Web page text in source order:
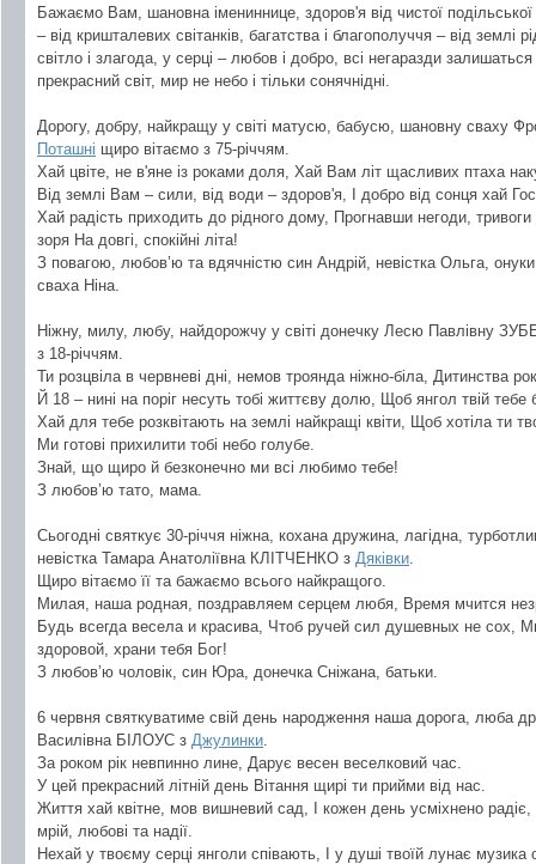
Бажаємо Вам, шановна імениннице, здоров'я від чистої подільської
– від кришталевих світанків, багатства і благополуччя – від
світло і злагода, у серці – любов і добро, всі негаразди
прекрасний світ, мир не небо і тільки сонячнідні.
Дорогу, добру, найкращу у світі матусю, бабусю, шановну сваху
Поташні щиро вітаємо з 75-річчям.
Хай цвіте, не в'яне із роками доля, Хай Вам літ щасливих птаха
Від землі Вам – сили, від води – здоров'я, І добро від сонця хай
Хай радість приходить до рідного дому, Прогнавши негоди,
зоря На довгі, спокійні літа!
З повагою, любов’ю та вдячністю син Андрій, невістка Ольга,
сваха Ніна.
Ніжну, милу, любу, найдорожчу у світі донечку Лесю Павлівну
з 18-річчям.
Ти розцвіла в червневі дні, немов троянда ніжно-біла, Дитинства
Й 18 – нині на поріг несуть тобі життєву долю, Щоб янгол твій тебе
Хай для тебе розквітають на землі найкращі квіти, Щоб хотіла ти
Ми готові прихилити тобі небо голубе.
Знай, що щиро й безконечно ми всі любимо тебе!
З любов’ю тато, мама.
Сьогодні святкує 30-річчя ніжна, кохана дружина, лагідна,
невістка Тамара Анатоліївна КЛІТЧЕНКО з Дяківки
Щиро вітаємо її та бажаємо всього найкращого.
Милая, наша родная, поздравляем серцем любя, Время мчится
Будь всегда весела и красива, Чтоб ручей сил душевных не сох,
здоровой, храни тебя Бог!
З любов’ю чоловік, син Юра, донечка Сніжана, батьки.
6 червня святкуватиме свій день народження наша дорога, люба
Василівна БІЛОУС з Джулинки
За роком рік невпинно лине, Дарує весен веселковий час.
У цей прекрасний літній день Вітання щирі ти прийми від нас.
Життя хай квітне, мов вишневий сад, І кожен день усміхнено
мрій, любові та надії.
Нехай у твоєму серці янголи співають, І у душі твоїй лунає музика